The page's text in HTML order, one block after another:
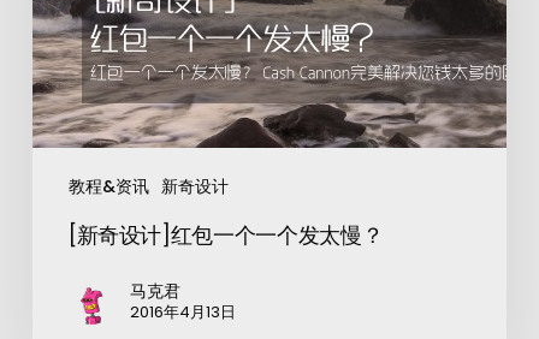
教程&资讯 新奇设计
[新奇设计]红包一个一个发太慢？
马克君
2016年4月13日